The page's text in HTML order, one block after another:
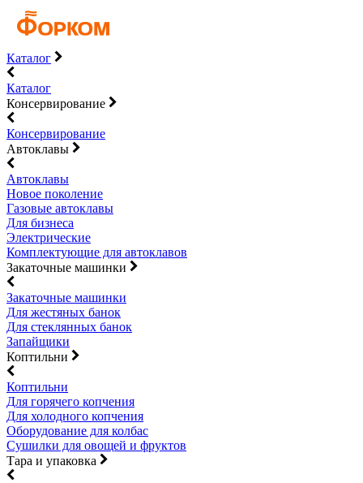
Каталог
Каталог
Консервирование
Консервирование
Автоклавы
Автоклавы
Новое поколение
Газовые автоклавы
Для бизнеса
Электрические
Комплектующие для автоклавов
Закаточные машинки
Закаточные машинки
Для жестяных банок
Для стеклянных банок
Запайщики
Коптильни
Коптильни
Для горячего копчения
Для холодного копчения
Оборудование для колбас
Сушилки для овощей и фруктов
Тара и упаковка